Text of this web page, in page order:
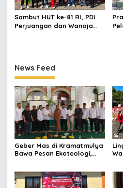
Sambut HUT ke-81 RI, PDI
Perjuangan dan Wanoja
News Feed
Geber Mas di Kramatmulya
Bawa Pesan Ekoteologi,